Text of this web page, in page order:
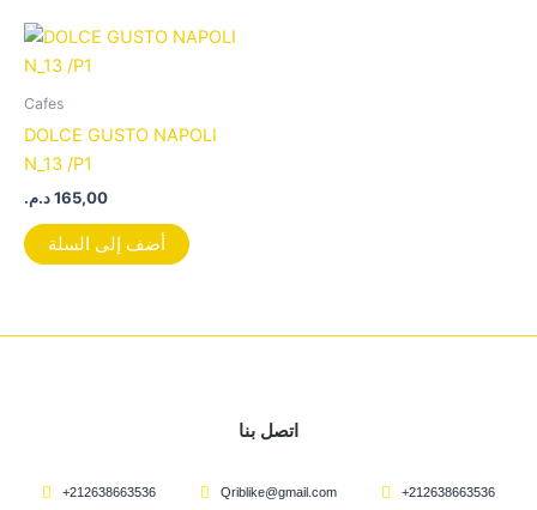
Cafes
DOLCE GUSTO NAPOLI
N_13 /P1
165,00د.م.
أضف إلى السلة
اتصل بنا
+212638663536 Qriblike@gmail.com +212638663536